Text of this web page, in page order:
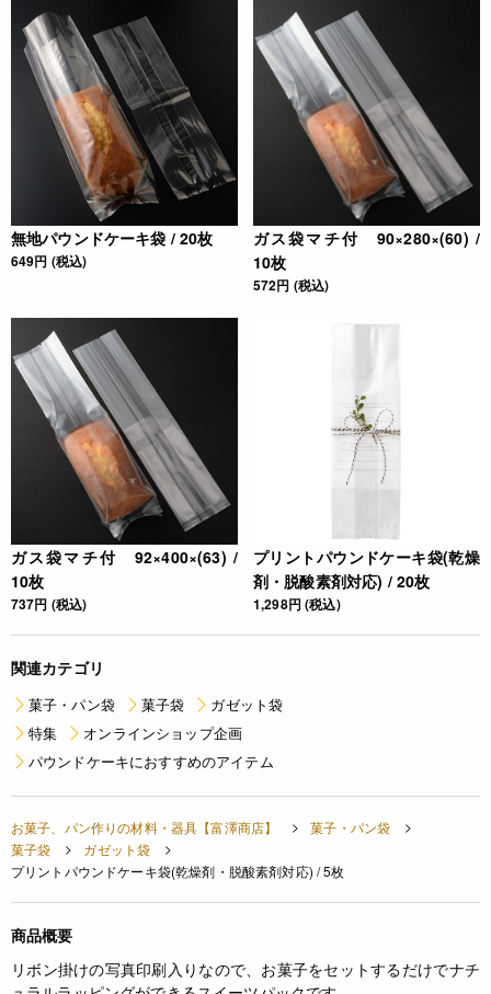
無地パウンドケーキ袋 / 20枚
649円 (税込)
ガス袋マチ付 90×280×(60) /
10枚
572円 (税込)
ガス袋マチ付 92×400×(63) /
10枚
737円 (税込)
プリントパウンドケーキ袋(乾燥
剤・脱酸素剤対応) / 20枚
1,298円 (税込)
関連カテゴリ
菓子・パン袋 菓子袋
ガゼット袋
特集
オンラインショップ企画
パウンドケーキにおすすめのアイテム
お菓子、パン作りの材料・器具【富澤商店】
菓子・パン袋
菓子袋
ガゼット袋
プリントパウンドケーキ袋(乾燥剤・脱酸素剤対応) / 5枚
商品概要
リボン掛けの写真印刷入りなので、お菓子をセットするだけでナチ